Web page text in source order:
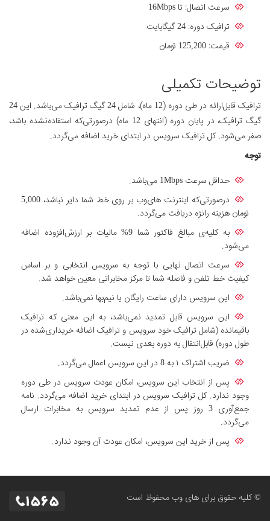
سرعت اتصال: تا 16Mbps
ترافیک دوره: 24 گیگابایت
قیمت: 125,200 تومان
توضیحات تکمیلی
ترافیک قابل‌ارائه در طی دوره (12 ماه)، شامل 24 گیگ ترافیک می‌باشد. این 24
گیگ ترافیک، در پایان دوره (انتهای 12 ماه) درصورتی‌که استفاده‌نشده باشد،
صفر می‌شود. کل ترافیک سرویس در ابتدای خرید اضافه می‌گردد.
توجه
حداقل سرعت 1Mbps می‌باشد.
درصورتی‌که اینترنت های‌وب بر روی خط شما دایر نباشد، 5,000
تومان هزینه رانژه دریافت می‌گردد.
به کلیه‌ی مبالغ فاکتور شما 9% مالیات بر ارزش‌افزوده اضافه
می‌شود.
سرعت اتصال نهایی با توجه به سرویس انتخابی و بر اساس
کیفیت خط تلفن و فاصله شما تا مرکز مخابراتی معین خواهد شد.
این سرویس دارای ساعت رایگان یا نیم‌بها نمی‌باشد.
این سرویس قابل تمدید نمی‌باشد، به این معنی که ترافیک
باقیمانده (شامل ترافیک خود سرویس و ترافیک اضافه خریداری‌شده در
طول دوره) قابل‌انتقال به دوره بعدی نیست.
ضریب اشتراک ۱ به 8 در این سرویس اعمال می‌گردد.
پس از انتخاب این سرویس، امکان عودت سرویس در طی دوره
وجود ندارد. کل ترافیک سرویس در ابتدای خرید اضافه می‌گردد. نامه
جمع‌آوری 3 روز پس از عدم تمدید سرویس به مخابرات ارسال
می‌گردد.
پس از خرید این سرویس، امکان عودت آن وجود ندارد.
© کلیه حقوق برای های وب محفوظ است